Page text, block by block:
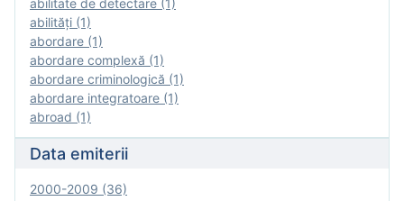
abilitate de detectare (1)
abilităţi (1)
abordare (1)
abordare complexă (1)
abordare criminologică (1)
abordare integratoare (1)
abroad (1)
Data emiterii
2000-2009 (36)